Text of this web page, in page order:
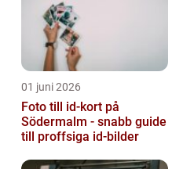
01 juni 2026
Foto till id-kort på
Södermalm - snabb guide
till proffsiga id-bilder